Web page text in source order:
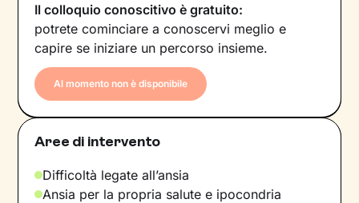
Il colloquio conoscitivo è gratuito:
potrete cominciare a conoscervi meglio e
capire se iniziare un percorso insieme.
Al momento non è disponibile
Aree di intervento
Difficoltà legate all’ansia
Ansia per la propria salute e ipocondria